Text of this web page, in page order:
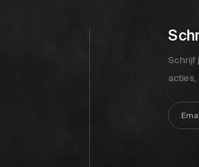
Schrijf
acties,